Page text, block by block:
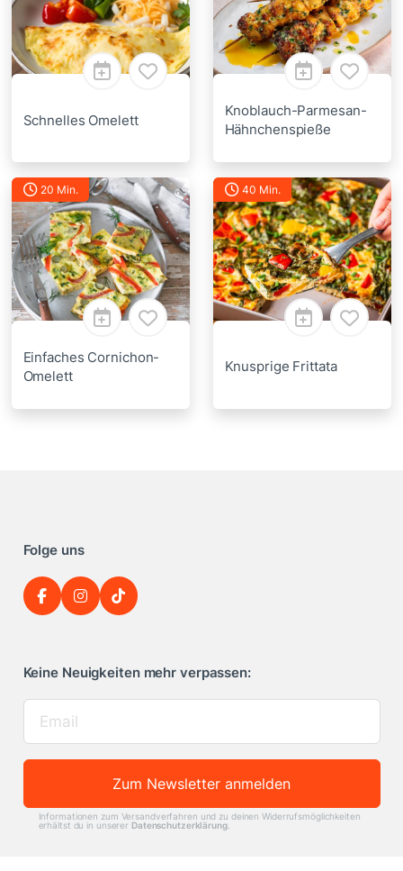
Schnelles Omelett
Knoblauch-Parmesan-
Hähnchenspieße
20 Min.
Einfaches Cornichon-
Omelett
40 Min.
Knusprige Frittata
Folge uns
Keine Neuigkeiten mehr verpassen:
Zum Newsletter anmelden
Informationen zum Versandverfahren und zu deinen Widerrufsmöglichkeiten
erhältst du in unserer Datenschutzerklärung.